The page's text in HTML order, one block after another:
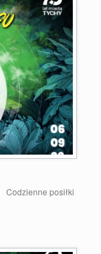
Codzienne posiłki